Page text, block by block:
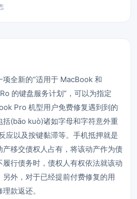
全新的“适用于 MacBook 和
的键盘服务计划”，可以为指定
Pro 机型用户免费修复遇到到的
括(bāo kuò)诸如字母和字符意外重
以及按键黏滞等。 手机抵押就是
移交债权人占有，将该动产作为债
行债务时，债权人有权依法就该动
外，对于已经提前付费修复的用
款返还。